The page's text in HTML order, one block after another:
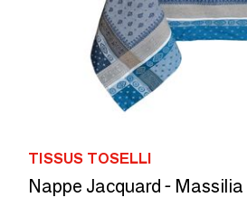
TISSUS TOSELLI
Nappe Jacquard - Massilia